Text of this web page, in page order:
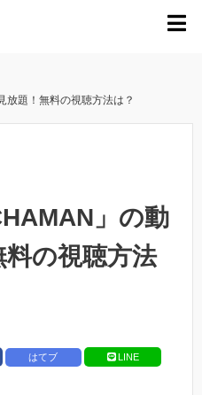
放題！無料の視聴方法は？
」の動
の視聴方法
はてブ LINE